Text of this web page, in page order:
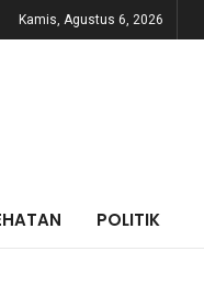
Kamis, Agustus 6, 2026
POLITIK